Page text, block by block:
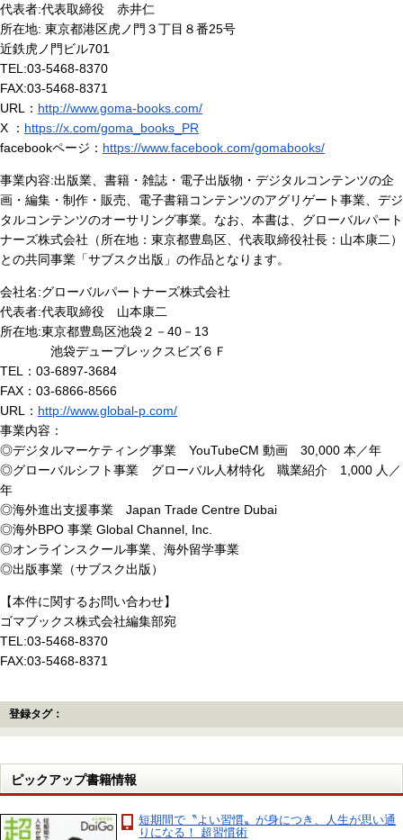
代表者:代表取締役 赤井仁
所在地: 東京都港区虎ノ門３丁目８番25号
近鉄虎ノ門ビル701
TEL:03-5468-8370
FAX:03-5468-8371
URL： http://www.goma-books.com/
X ： https://x.com/goma_books_PR
facebookページ： https://www.facebook.com/gomabooks/
事業内容:出版業、書籍・雑誌・電子出版物・デジタルコンテンツの企
画・編集・制作・販売、電子書籍コンテンツのアグリゲート事業、デジ
タルコンテンツのオーサリング事業。なお、本書は、グローバルパート
ナーズ株式会社（所在地：東京都豊島区、代表取締役社長：山本康二）
との共同事業「サブスク出版」の作品となります。
会社名:グローバルパートナーズ株式会社
代表者:代表取締役 山本康二
所在地:東京都豊島区池袋２－40－13
池袋デュープレックスビズ６Ｆ
TEL：03-6897-3684
FAX：03-6866-8566
URL： http://www.global-p.com/
事業内容：
◎デジタルマーケティング事業 YouTubeCM 動画 30,000 本／年
◎グローバルシフト事業 グローバル人材特化 職業紹介 1,000 人／
年
◎海外進出支援事業 Japan Trade Centre Dubai
◎海外BPO 事業 Global Channel, Inc.
◎オンラインスクール事業、海外留学事業
◎出版事業（サブスク出版）
【本件に関するお問い合わせ】
ゴマブックス株式会社編集部宛
TEL:03-5468-8370
FAX:03-5468-8371
登録タグ：
ピックアップ書籍情報
短期間で〝よい習慣〟が身につき、人生が思い通
りになる！ 超習慣術